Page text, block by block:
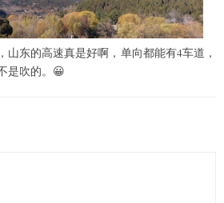
山东的高速真是好啊，单向都能有4车道，
是吹的。😀